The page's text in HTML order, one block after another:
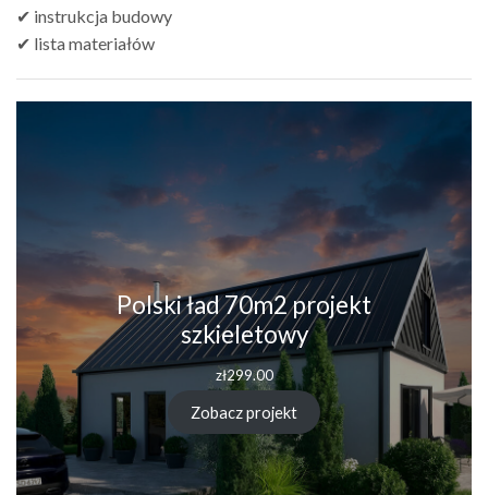
✔ instrukcja budowy
✔ lista materiałów
Polski ład 70m2 projekt
szkieletowy
zł299.00
Zobacz projekt